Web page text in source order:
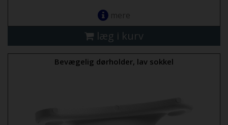
mere
læg i kurv
Bevægelig dørholder, lav sokkel